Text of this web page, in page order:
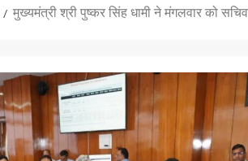
मुख्यमंत्री श्री पुष्कर सिंह धामी ने मंगलवार को